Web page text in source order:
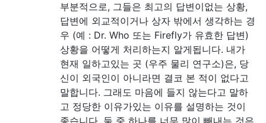
부분적으로, 그들은 최고의 답변이없는 상황,
답변에 외교적이거나 상자 밖에서 생각하는 경
우 (예 : Dr. Who 또는 Firefly가 유효한 답변)
상황을 어떻게 처리하는지 알게됩니다. 내가
현재 일하고있는 곳 (우주 물리 연구소)은, 당
신이 외국인이 아니라면 결코 본 적이 없다고
말합니다. 그래도 마음에 들지 않는다고 말하
고 정당한 이유가있는 이유를 설명하는 것이
좋습니다. 둘 중 하나를 너무 많이 빼내는 것은